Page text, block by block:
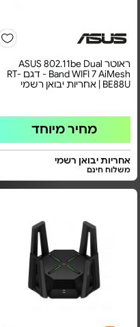
ראוטר ASUS 802.11be Dual
Band WIFI 7 AiMesh - דגם RT-
BE88U | אחריות יבואן רשמי
מחיר מיוחד
אחריות יבואן רשמי
משלוח חינם